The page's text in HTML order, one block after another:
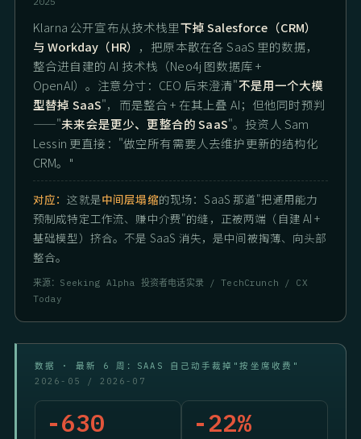
Klarna 公开宣布从技术栈里下掉 Salesforce（CRM）
与 Workday（HR） ，把原本散在各 SaaS 里的数据，
整合进自建的 AI 技术栈（Neo4j 图数据库 +
OpenAI）。注意分寸：CEO 后来澄清"不是用一个大模
型替掉 SaaS"，而是整合 + 在其上叠 AI；但他同时预判
——"未来会是更少、更整合的 SaaS"。投资人 Sam
Lessin 更直接："做空所有需要人去维护更新的结构化
CRM。"
对应：这就是中间层塌缩的现场：SaaS 那道"把通用能力
预制成特定工作流、赚中介费"的缝，正被两端（自建 AI +
基础模型）挤合。不是 SaaS 消失，是中间被掏薄、向头部
整合。
来源：Seeking Alpha 投资者电话实录 / TechCrunch / CX
Today
数据 · 最新 6 周：SAAS 自己动手裁掉"按坐席收费"
2026-05 / 2026-07
-630 -22%